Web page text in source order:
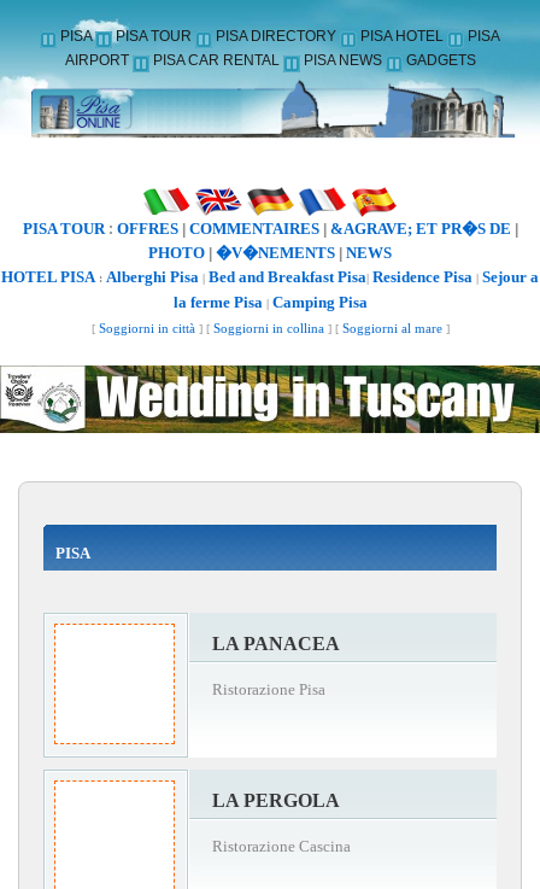
PISA PISA TOUR PISA DIRECTORY PISA HOTEL
PISA
AIRPORT
PISA CAR RENTAL PISA NEWS GADGETS
PISA TOUR: OFFRES| COMMENTAIRES| &AGRAVE; ET PR�S DE
PHOTO �V�NEMENTS NEWS
HOTEL PISA: Alberghi Pisa | Bed and Breakfast Pisa| Residence Pisa | Sejour a
la ferme Pisa| Camping Pisa
[ Soggiorni in città] [ Soggiorni in collina] [ Soggiorni al mare]
PISA
LA PANACEA
Ristorazione Pisa
LA PERGOLA
Ristorazione Cascina